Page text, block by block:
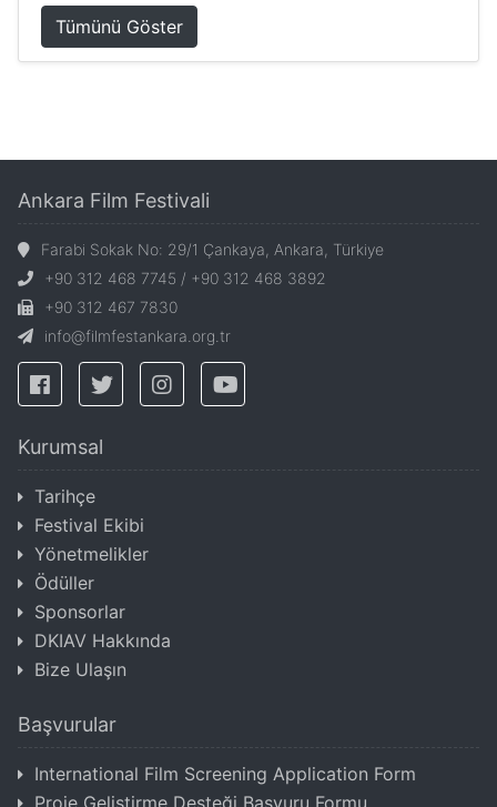
Tümünü Göster
Ankara Film Festivali
Farabi Sokak No: 29/1 Çankaya, Ankara, Türkiye
+90 312 468 7745 / +90 312 468 3892
+90 312 467 7830
info@filmfestankara.org.tr
Kurumsal
Tarihçe
Festival Ekibi
Yönetmelikler
Ödüller
Sponsorlar
DKIAV Hakkında
Bize Ulaşın
Başvurular
International Film Screening Application Form